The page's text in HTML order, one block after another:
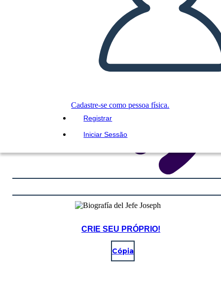
Cadastre-se como pessoa física.
Registrar
Iniciar Sessão
CRIE SEU PRÓPRIO!
Cópia